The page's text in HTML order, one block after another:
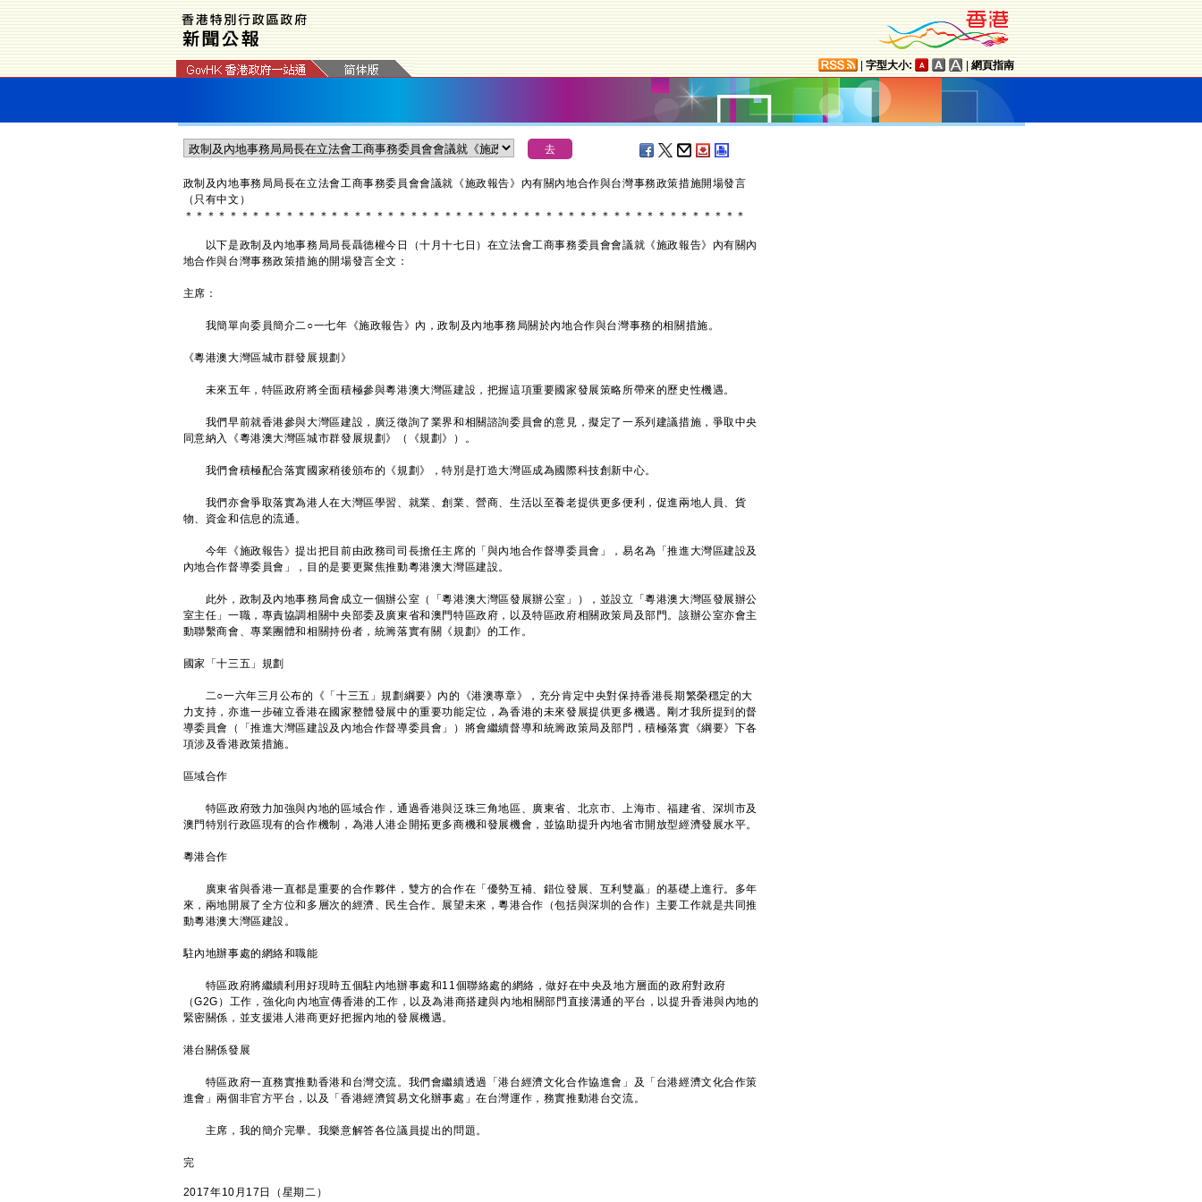
字型大小: 網頁指南
政制及內地事務局局長在立法會工商事務委員會會議就《施政報告》內有關內地合作與台灣事務政策措施開場發言
（只有中文）
＊ ＊ ＊ ＊ ＊ ＊ ＊ ＊ ＊ ＊ ＊ ＊ ＊ ＊ ＊ ＊ ＊ ＊ ＊ ＊ ＊ ＊ ＊ ＊ ＊ ＊ ＊ ＊ ＊ ＊ ＊ ＊ ＊ ＊ ＊ ＊ ＊ ＊ ＊ ＊ ＊ ＊ ＊ ＊ ＊ ＊ ＊ ＊ ＊ ＊
以下是政制及內地事務局局長聶德權今日（十月十七日）在立法會工商事務委員會會議就《施政報告》內有關內
地合作與台灣事務政策措施的開場發言全文：
主席：
我簡單向委員簡介二○一七年《施政報告》內，政制及內地事務局關於內地合作與台灣事務的相關措施。
《粵港澳大灣區城市群發展規劃》
未來五年，特區政府將全面積極參與粵港澳大灣區建設，把握這項重要國家發展策略所帶來的歷史性機遇。
我們早前就香港參與大灣區建設，廣泛徵詢了業界和相關諮詢委員會的意見，擬定了一系列建議措施，爭取中央
同意納入《粵港澳大灣區城市群發展規劃》（《規劃》）。
我們會積極配合落實國家稍後頒布的《規劃》，特別是打造大灣區成為國際科技創新中心。
我們亦會爭取落實為港人在大灣區學習、就業、創業、營商、生活以至養老提供更多便利，促進兩地人員、貨
物、資金和信息的流通。
今年《施政報告》提出把目前由政務司司長擔任主席的「與內地合作督導委員會」，易名為「推進大灣區建設及
內地合作督導委員會」，目的是要更聚焦推動粵港澳大灣區建設。
此外，政制及內地事務局會成立一個辦公室（「粵港澳大灣區發展辦公室」），並設立「粵港澳大灣區發展辦公
室主任」一職，專責協調相關中央部委及廣東省和澳門特區政府，以及特區政府相關政策局及部門。該辦公室亦會主
動聯繫商會、專業團體和相關持份者，統籌落實有關《規劃》的工作。
國家「十三五」規劃
二○一六年三月公布的《「十三五」規劃綱要》內的《港澳專章》，充分肯定中央對保持香港長期繁榮穩定的大
力支持，亦進一步確立香港在國家整體發展中的重要功能定位，為香港的未來發展提供更多機遇。剛才我所提到的督
導委員會（「推進大灣區建設及內地合作督導委員會」）將會繼續督導和統籌政策局及部門，積極落實《綱要》下各
項涉及香港政策措施。
區域合作
特區政府致力加強與內地的區域合作，通過香港與泛珠三角地區、廣東省、北京市、上海市、福建省、深圳市及
澳門特別行政區現有的合作機制，為港人港企開拓更多商機和發展機會，並協助提升內地省市開放型經濟發展水平。
粵港合作
廣東省與香港一直都是重要的合作夥伴，雙方的合作在「優勢互補、錯位發展、互利雙贏」的基礎上進行。多年
來，兩地開展了全方位和多層次的經濟、民生合作。展望未來，粵港合作（包括與深圳的合作）主要工作就是共同推
動粵港澳大灣區建設。
駐內地辦事處的網絡和職能
特區政府將繼續利用好現時五個駐內地辦事處和11個聯絡處的網絡，做好在中央及地方層面的政府對政府
（G2G）工作，強化向內地宣傳香港的工作，以及為港商搭建與內地相關部門直接溝通的平台，以提升香港與內地的
緊密關係，並支援港人港商更好把握內地的發展機遇。
港台關係發展
特區政府一直務實推動香港和台灣交流。我們會繼續透過「港台經濟文化合作協進會」及「台港經濟文化合作策
進會」兩個非官方平台，以及「香港經濟貿易文化辦事處」在台灣運作，務實推動港台交流。
主席，我的簡介完畢。我樂意解答各位議員提出的問題。
完
2017年10月17日（星期二）